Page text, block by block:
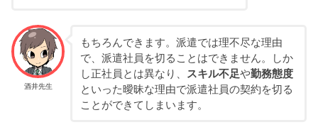
酒井先生
もちろんできます。派遣では理不尽な理由
で、派遣社員を切ることはできません。しか
し正社員とは異なり、
スキル不足や勤務態度
といった曖昧な理由で派遣社員の契約を切る
ことができてしまいます。